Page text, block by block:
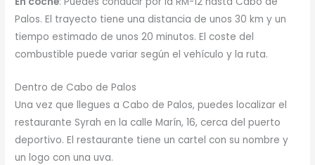
Palos. El trayecto tiene una distancia de unos 30 km y un
tiempo estimado de unos 20 minutos. El coste del
combustible puede variar según el vehículo y la ruta.
Dentro de Cabo de Palos
Una vez que llegues a Cabo de Palos, puedes localizar el
restaurante Syrah en la calle Marín, 16, cerca del puerto
deportivo. El restaurante tiene un cartel con su nombre y
un logo con una uva.